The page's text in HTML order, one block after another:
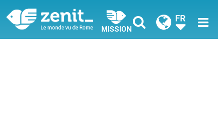
MISSION
FR